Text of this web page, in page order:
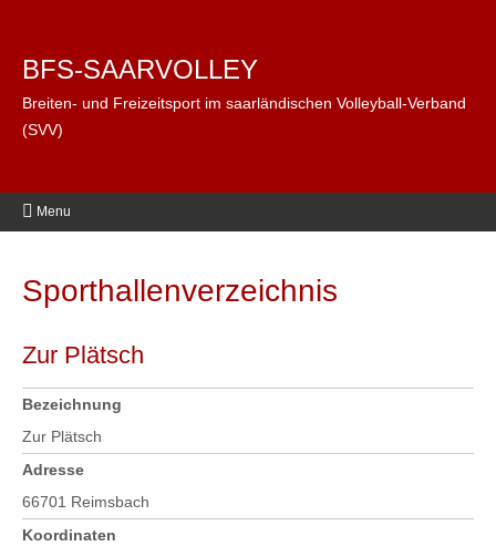
BFS-SAARVOLLEY
Breiten- und Freizeitsport im saarländischen Volleyball-Verband
(SVV)
Menu
Sporthallenverzeichnis
Zur Plätsch
Bezeichnung
Zur Plätsch
Adresse
66701 Reimsbach
Koordinaten